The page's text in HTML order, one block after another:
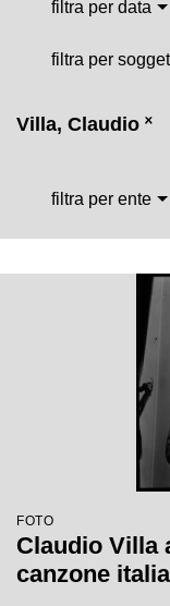
filtra per data
filtra per
Villa, Claudio ˟
filtra per ente
FOTO
Claudio Villa
canzone